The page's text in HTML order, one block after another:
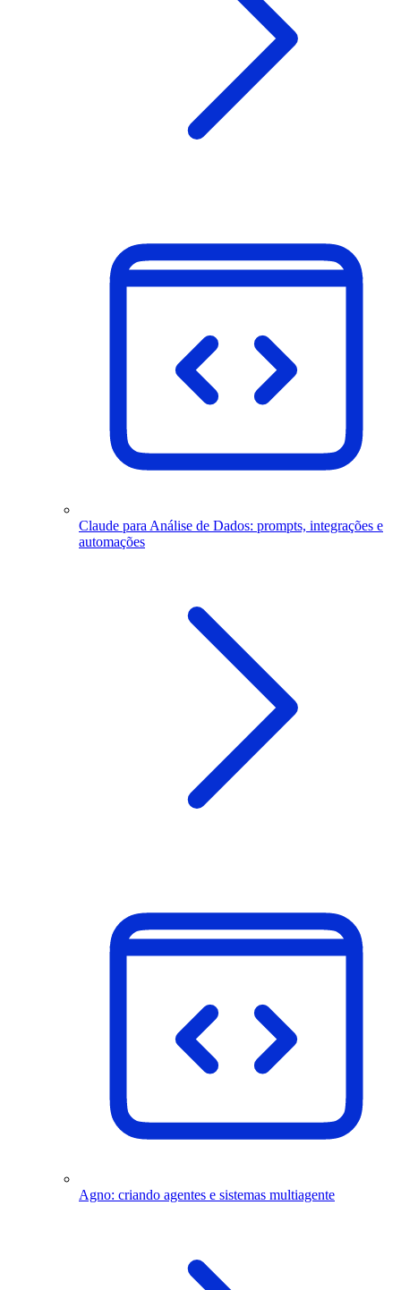
Claude para Análise de Dados: prompts, integrações e
automações
Agno: criando agentes e sistemas multiagente